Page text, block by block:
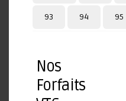
93 94 95
Nos
Forfaits